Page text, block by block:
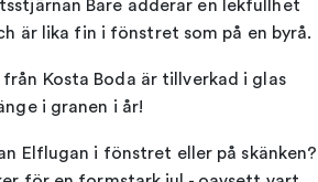
Bare adderar en lekfullhet
är lika fin i fönstret som på en byrå.
Kosta Boda är tillverkad i glas
i granen i år!
Elflugan i fönstret eller på skänken?